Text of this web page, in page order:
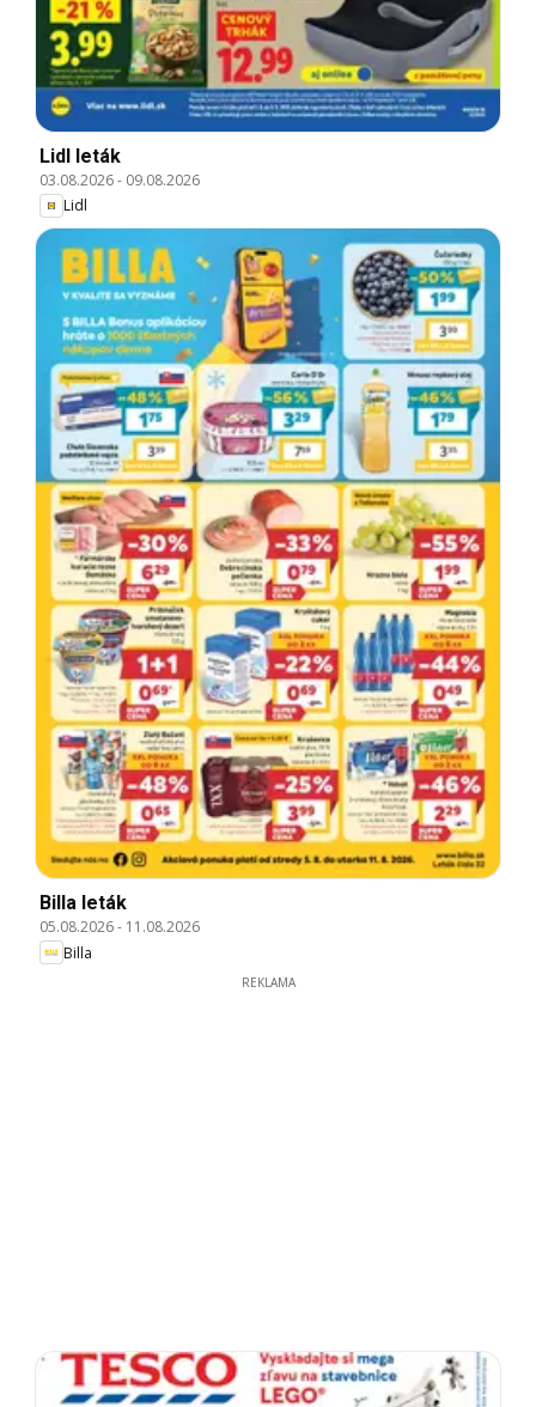
Lidl leták
03.08.2026- 09.08.2026
Lidl
Billa leták
05.08.2026- 11.08.2026
Billa
REKLAMA